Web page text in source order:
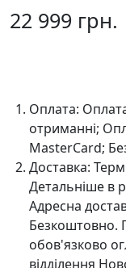
22 999 грн.
Оплата:
отриманні;
MasterCard;
Доставка:
Детальніше в
Адресна
Безкоштовно.
обов'язково
відділення